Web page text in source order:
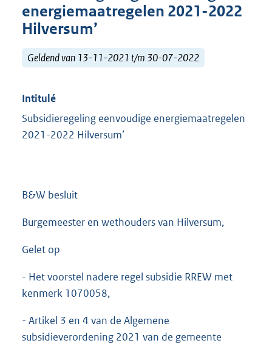
energiemaatregelen 2021-2022
Hilversum’
Geldend van 13-11-2021 t/m 30-07-2022
Intitulé
Subsidieregeling eenvoudige energiemaatregelen
2021-2022 Hilversum’
B&W besluit
Burgemeester en wethouders van Hilversum,
Gelet op
- Het voorstel nadere regel subsidie RREW met
kenmerk 1070058,
- Artikel 3 en 4 van de Algemene
subsidieverordening 2021 van de gemeente